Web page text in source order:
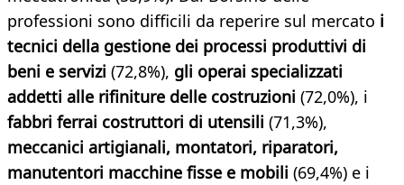
professioni sono difficili da reperire sul mercato i
tecnici della gestione dei processi produttivi di
beni e servizi (72,8%), gli operai specializzati
addetti alle rifiniture delle costruzioni (72,0%), i
fabbri ferrai costruttori di utensili (71,3%),
meccanici artigianali, montatori, riparatori,
manutentori macchine fisse e mobili (69,4%) e i